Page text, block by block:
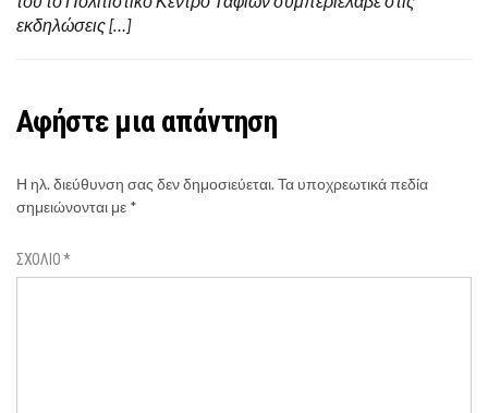
εκδηλώσεις […]
Αφήστε μια απάντηση
Η ηλ. διεύθυνση σας δεν δημοσιεύεται.Τα υποχρεωτικά πεδία
σημειώνονται με *
ΣΧΌΛΙΟ*